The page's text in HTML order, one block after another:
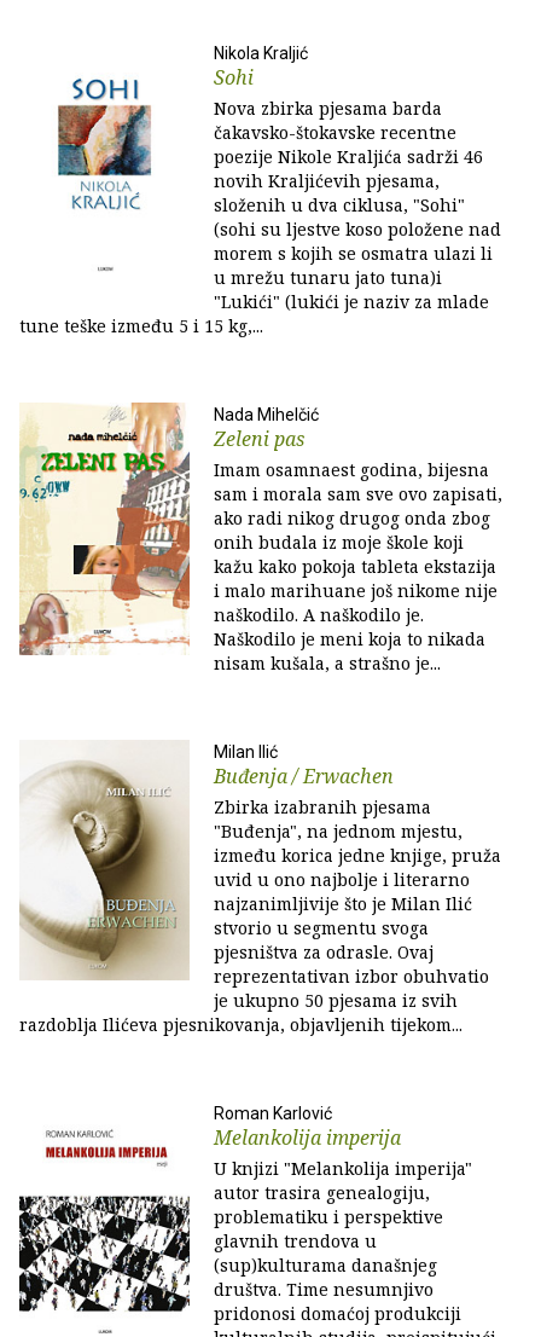
Nikola Kraljić
Sohi
Nova zbirka pjesama barda
čakavsko-štokavske recentne
poezije Nikole Kraljića sadrži 46
novih Kraljićevih pjesama,
složenih u dva ciklusa, "Sohi"
(sohi su ljestve koso položene nad
morem s kojih se osmatra ulazi li
u mrežu tunaru jato tuna)i
"Lukići" (lukići je naziv za mlade
tune teške između 5 i 15 kg,...
Nada Mihelčić
Zeleni pas
Imam osamnaest godina, bijesna
sam i morala sam sve ovo zapisati,
ako radi nikog drugog onda zbog
onih budala iz moje škole koji
kažu kako pokoja tableta ekstazija
i malo marihuane još nikome nije
naškodilo. A naškodilo je.
Naškodilo je meni koja to nikada
nisam kušala, a strašno je...
Milan Ilić
Buđenja / Erwachen
Zbirka izabranih pjesama
"Buđenja", na jednom mjestu,
između korica jedne knjige, pruža
uvid u ono najbolje i literarno
najzanimljivije što je Milan Ilić
stvorio u segmentu svoga
pjesništva za odrasle. Ovaj
reprezentativan izbor obuhvatio
je ukupno 50 pjesama iz svih
razdoblja Ilićeva pjesnikovanja, objavljenih tijekom...
Roman Karlović
Melankolija imperija
U knjizi "Melankolija imperija"
autor trasira genealogiju,
problematiku i perspektive
glavnih trendova u
(sup)kulturama današnjeg
društva. Time nesumnjivo
pridonosi domaćoj produkciji